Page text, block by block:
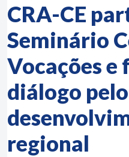
CRA-CE
Seminário
Vocações e
diálogo pelo
regional